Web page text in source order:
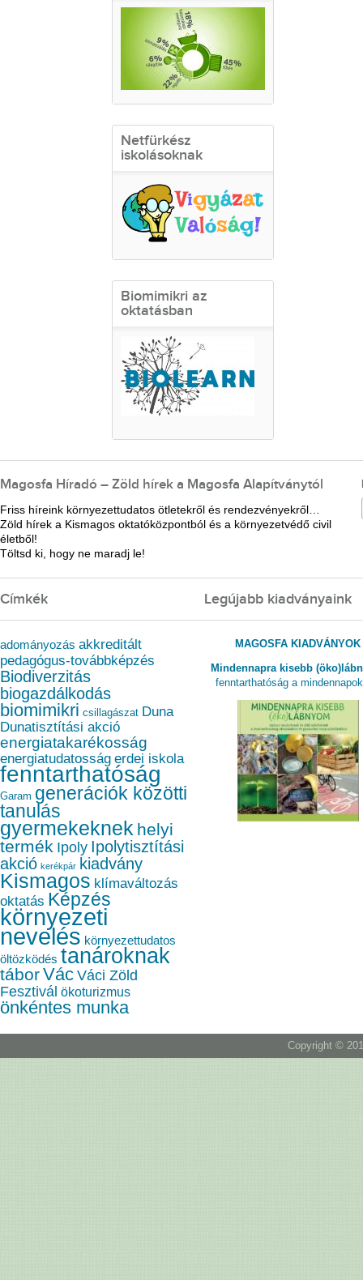
Netfürkész
iskolásoknak
Biomimikri az
oktatásban
Magosfa Híradó – Zöld hírek a Magosfa Alapítványtól
Friss híreink környezettudatos ötletekről és rendezvényekről…
Zöld hírek a Kismagos oktatóközpontból és a környezetvédő civil
életből!
Töltsd ki, hogy ne maradj le!
Címkék
adományozás akkreditált
pedagógus-továbbképzés
Biodiverzitás
biogazdálkodás
biomimikri csillagászat Duna
Dunatisztítási akció
energiatakarékosság
energiatudatosság erdei iskola
fenntarthatóság
Garam generációk közötti
tanulás
gyermekeknek helyi
termék Ipoly Ipolytisztítási
akció kerékpár kiadvány
Kismagos klímaváltozás
oktatás Képzés
környezeti
nevelés környezettudatos
öltözködés tanároknak
táborVác Váci Zöld
Fesztivál ökoturizmus
önkéntes munka
Legújabb kiadványaink
MAGOSFA KIADVÁNYOK
Mindennapra kisebb
fenntarthatóság a
Copyright ©